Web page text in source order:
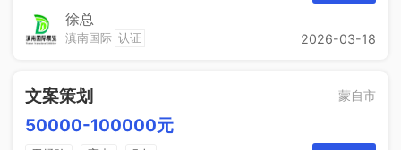
徐总
滇南国际 认证 2026-03-18
文案策划 蒙自市
50000-100000元